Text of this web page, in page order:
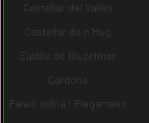
Castellar del Vallès
Castellar de n´Hug
Eulàlia de Riuprimer
Cardona
Palau-solità i Plegamans